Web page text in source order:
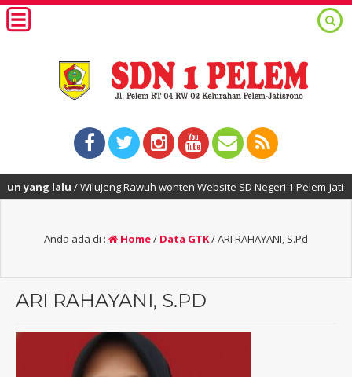
lalu/ Wilujeng Rawuh wonten Website SD Negeri 1 Pelem-
Anda ada di : Home/ Data GTK/ARI RAHAYANI, S.Pd
ARI RAHAYANI, S.PD